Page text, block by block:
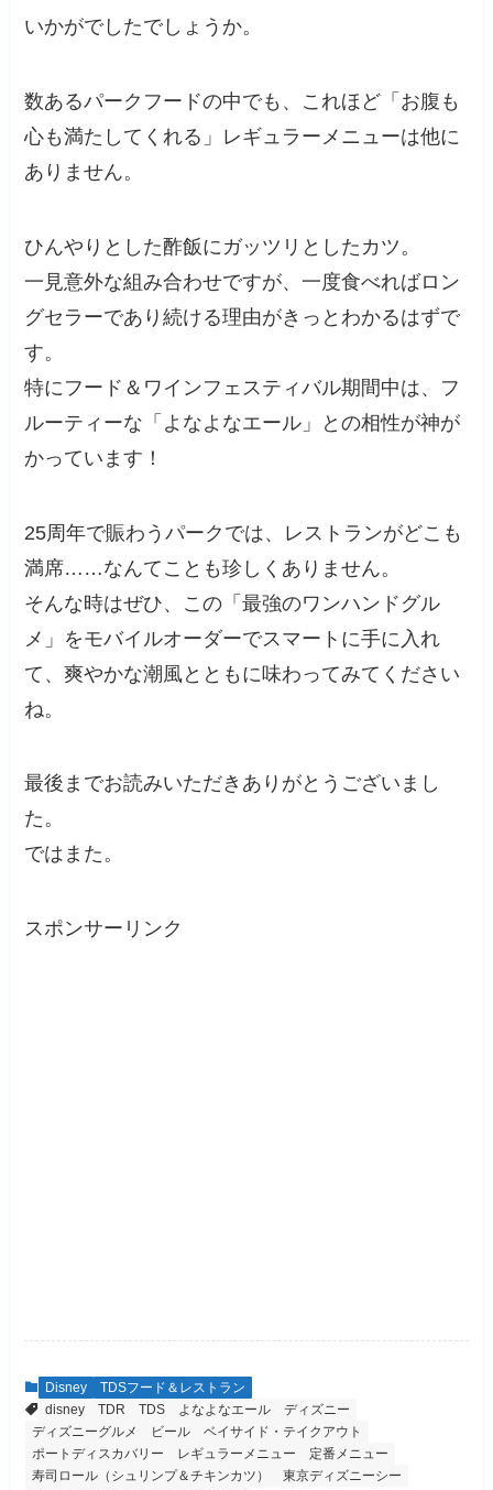
いかがでしたでしょうか。
数あるパークフードの中でも、これほど「お腹も
心も満たしてくれる」レギュラーメニューは他に
ありません。
ひんやりとした酢飯にガッツリとしたカツ。
一見意外な組み合わせですが、一度食べればロン
グセラーであり続ける理由がきっとわかるはずで
す。
特にフード＆ワインフェスティバル期間中は、フ
ルーティーな「よなよなエール」との相性が神が
かっています！
25周年で賑わうパークでは、レストランがどこも
満席……なんてことも珍しくありません。
そんな時はぜひ、この「最強のワンハンドグル
メ」をモバイルオーダーでスマートに手に入れ
て、爽やかな潮風とともに味わってみてください
ね。
最後までお読みいただきありがとうございまし
た。
ではまた。
スポンサーリンク
Disney
TDSフード＆レストラン
disney
TDR TDS よなよなエール
ディズニー
ディズニーグルメ
ビール
ベイサイド・テイクアウト
ポートディスカバリー
レギュラーメニュー
定番メニュー
寿司ロール（シュリンプ＆チキンカツ）
東京ディズニーシー